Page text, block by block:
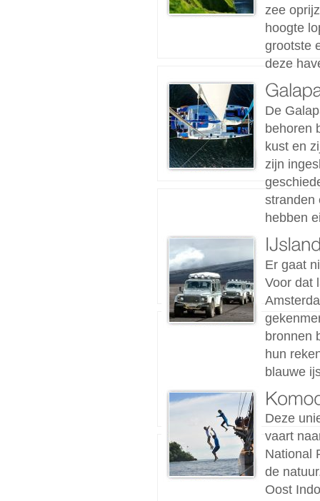
zee
hoogte
grootste
deze
De
behoren
kust en
zijn
stranden
hebben
Er gaat
Voor dat
bronnen
hun
blauwe
Deze
vaart
National
de
Oost